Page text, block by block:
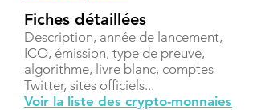
Fiches détaillées
Description, année de lancement,
ICO, émission, type de preuve,
algorithme, livre blanc, comptes
Twitter, sites officiels...
Voir la liste des crypto-monnaies